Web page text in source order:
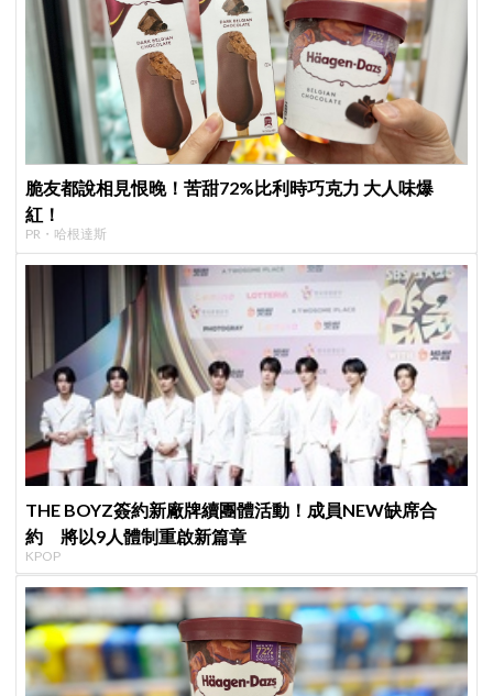
脆友都說相見恨晚！苦甜72%比利時巧克力 大人味爆
紅！
PR・哈根達斯
THE BOYZ簽約新廠牌續團體活動！成員NEW缺席合
約 將以9人體制重啟新篇章
KPOP